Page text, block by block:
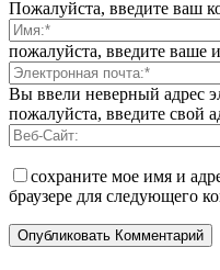
Пожалуйста, введите ваш
пожалуйста, введите ваше
Вы ввели неверный адрес
пожалуйста, введите свой
сохраните мое имя и
браузере для следующего